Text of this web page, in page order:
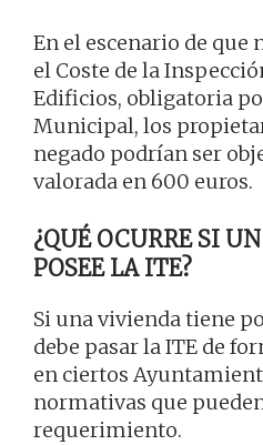
En el escenario de
el Coste de la
Edificios, obligatoria
Municipal, los
negado podrían ser
valorada en 600 euros.
¿QUÉ OCURRE SI
POSEE LA ITE?
Si una vivienda tiene
debe pasar la ITE de
en ciertos
normativas que
requerimiento.